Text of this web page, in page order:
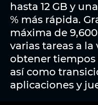
hasta 12 GB y
% más rápida.
máxima de
varias tareas a
obtener tiempos
así como
aplicaciones y